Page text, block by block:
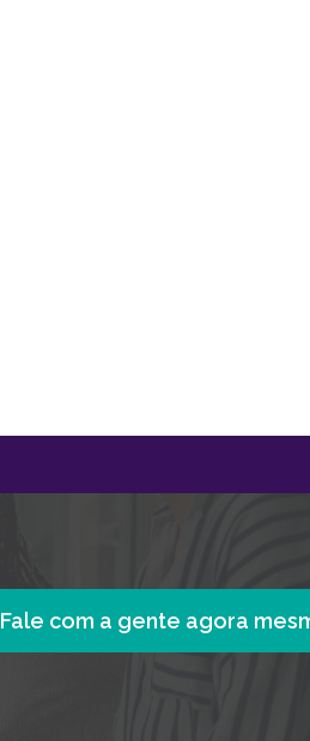
Fale com a gente agora